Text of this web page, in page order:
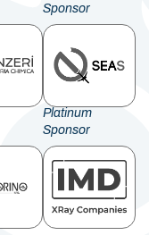
Sponsor
Platinum
Sponsor